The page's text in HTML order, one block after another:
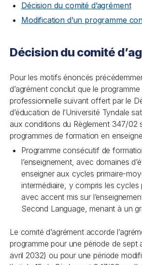
Décision du comité d’agrément
Modification d’un programme
Décision du comité
Pour les motifs énoncés
d’agrément conclut que le
professionnelle suivant offert par le
d’éducation de l’Université Tyndale
aux conditions du Règlement 347/02
programmes de formation en
Programme consécutif de
l’enseignement, avec domaines
enseigner aux cycles primaire-
intermédiaire, y compris les cycles
avec accent mis sur
Second Language, menant à un
Le comité d’agrément accorde
programme pour une période de sept
avril 2032) ou pour une période